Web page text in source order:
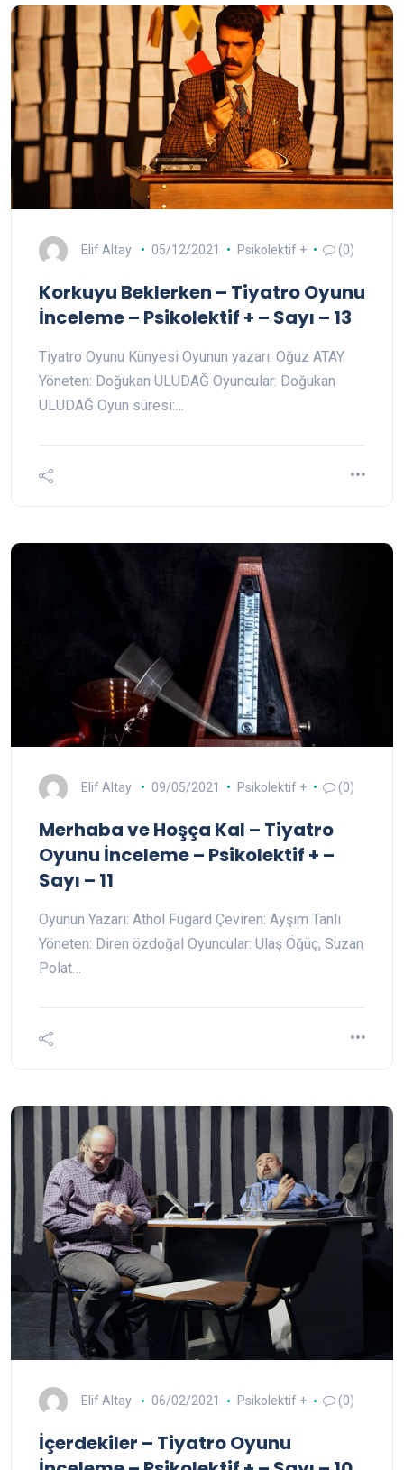
Elif Altay 05/12/2021 Psikolektif + (0)
Korkuyu Beklerken – Tiyatro Oyunu
İnceleme – Psikolektif + – Sayı – 13
Tiyatro Oyunu Künyesi Oyunun yazarı: Oğuz ATAY
Yöneten: Doğukan ULUDAĞ Oyuncular: Doğukan
ULUDAĞ Oyun süresi:…
Elif Altay 09/05/2021 Psikolektif + (0)
Merhaba ve Hoşça Kal – Tiyatro
Oyunu İnceleme – Psikolektif + –
Sayı – 11
Oyunun Yazarı: Athol Fugard Çeviren: Ayşım Tanlı
Yöneten: Diren özdoğal Oyuncular: Ulaş Öğüç, Suzan
Polat…
Elif Altay 06/02/2021 Psikolektif + (0)
İçerdekiler – Tiyatro Oyunu